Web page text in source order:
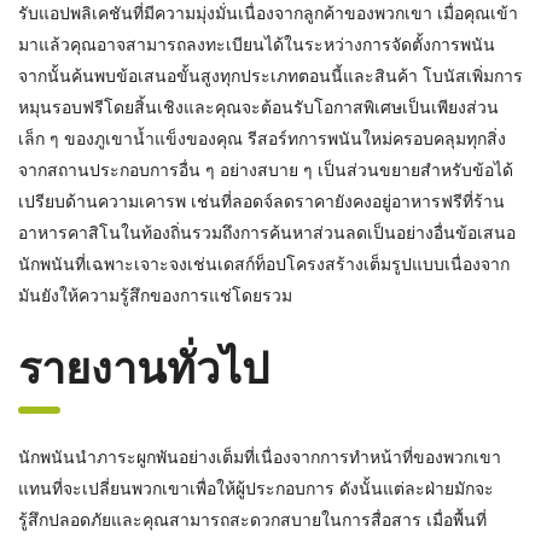
รับแอปพลิเคชันที่มีความมุ่งมั่นเนื่องจากลูกค้าของพวกเขา เมื่อคุณเข้า
มาแล้วคุณอาจสามารถลงทะเบียนได้ในระหว่างการจัดตั้งการพนัน
จากนั้นค้นพบข้อเสนอขั้นสูงทุกประเภทตอนนี้และสินค้า โบนัสเพิ่มการ
หมุนรอบฟรีโดยสิ้นเชิงและคุณจะต้อนรับโอกาสพิเศษเป็นเพียงส่วน
เล็ก ๆ ของภูเขาน้ำแข็งของคุณ รีสอร์ทการพนันใหม่ครอบคลุมทุกสิ่ง
จากสถานประกอบการอื่น ๆ อย่างสบาย ๆ เป็นส่วนขยายสำหรับข้อได้
เปรียบด้านความเคารพ เช่นที่ลอดจ์ลดราคายังคงอยู่อาหารฟรีที่ร้าน
อาหารคาสิโนในท้องถิ่นรวมถึงการค้นหาส่วนลดเป็นอย่างอื่นข้อเสนอ
นักพนันที่เฉพาะเจาะจงเช่นเดสก์ท็อปโครงสร้างเต็มรูปแบบเนื่องจาก
มันยังให้ความรู้สึกของการแช่โดยรวม
รายงานทั่วไป
นักพนันนำภาระผูกพันอย่างเต็มที่เนื่องจากการทำหน้าที่ของพวกเขา
แทนที่จะเปลี่ยนพวกเขาเพื่อให้ผู้ประกอบการ ดังนั้นแต่ละฝ่ายมักจะ
รู้สึกปลอดภัยและคุณสามารถสะดวกสบายในการสื่อสาร เมื่อพื้นที่